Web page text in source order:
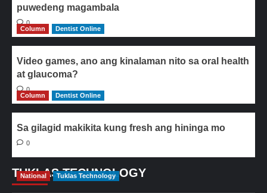
puwedeng magambala
0
Column
Dentist Online
Video games, ano ang kinalaman nito sa oral health
at glaucoma?
0
Column
Dentist Online
Sa gilagid makikita kung fresh ang hininga mo
0
TUKLAS TECHNOLOGY
National Tuklas Technology